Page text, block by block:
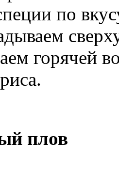
по
горячей
плов